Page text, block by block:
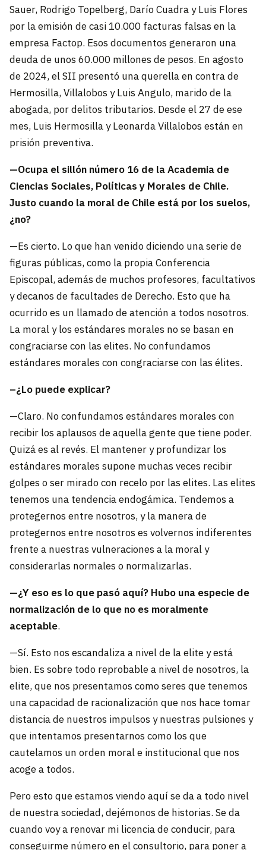
Sauer, Rodrigo Topelberg, Darío Cuadra y Luis Flores
por la emisión de casi 10.000 facturas falsas en la
empresa Factop. Esos documentos generaron una
deuda de unos 60.000 millones de pesos.​ En agosto
de 2024, el SII presentó una querella en contra de
Hermosilla, Villalobos y Luis Angulo, marido de la
abogada, por delitos tributarios. Desde el 27 de ese
mes, Luis Hermosilla y Leonarda Villalobos están en
prisión preventiva.
—Ocupa el sillón número 16 de la Academia de
Ciencias Sociales, Políticas y Morales de Chile.
Justo cuando la moral de Chile está por los suelos,
¿no?
—Es cierto. Lo que han venido diciendo una serie de
figuras públicas, como la propia Conferencia
Episcopal, además de muchos profesores, facultativos
y decanos de facultades de Derecho. Esto que ha
ocurrido es un llamado de atención a todos nosotros.
La moral y los estándares morales no se basan en
congraciarse con las elites. No confundamos
estándares morales con congraciarse con las élites.
–¿Lo puede explicar?
—Claro. No confundamos estándares morales con
recibir los aplausos de aquella gente que tiene poder.
Quizá es al revés. El mantener y profundizar los
estándares morales supone muchas veces recibir
golpes o ser mirado con recelo por las elites. Las elites
tenemos una tendencia endogámica. Tendemos a
protegernos entre nosotros, y la manera de
protegernos entre nosotros es volvernos indiferentes
frente a nuestras vulneraciones a la moral y
considerarlas normales o normalizarlas.
—¿Y eso es lo que pasó aquí? Hubo una especie de
normalización de lo que no es moralmente
aceptable.
—Sí. Esto nos escandaliza a nivel de la elite y está
bien. Es sobre todo reprobable a nivel de nosotros, la
elite, que nos presentamos como seres que tenemos
una capacidad de racionalización que nos hace tomar
distancia de nuestros impulsos y nuestras pulsiones y
que intentamos presentarnos como los que
cautelamos un orden moral e institucional que nos
acoge a todos.
Pero esto que estamos viendo aquí se da a todo nivel
de nuestra sociedad, dejémonos de historias. Se da
cuando voy a renovar mi licencia de conducir, para
conseguirme número en el consultorio, para poner a